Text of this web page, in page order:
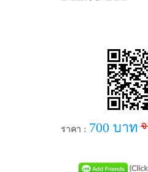
ราคา : 700 บาท